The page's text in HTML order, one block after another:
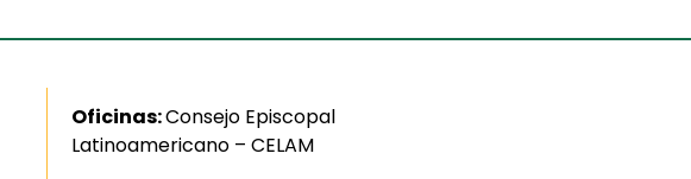
Oficinas:Consejo Episcopal
Latinoamericano – CELAM